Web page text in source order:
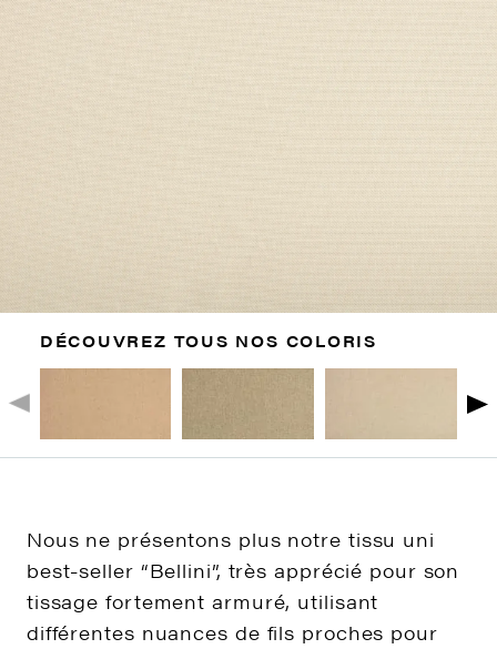
DÉCOUVREZ TOUS NOS COLORIS
Nous ne présentons plus notre tissu uni
best-seller “Bellini”, très apprécié pour son
tissage fortement armuré, utilisant
différentes nuances de fils proches pour